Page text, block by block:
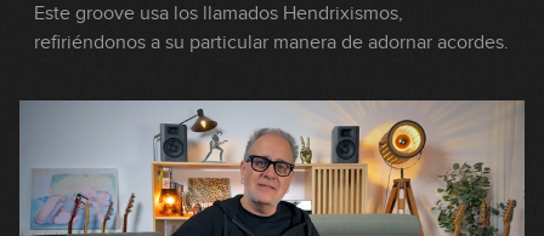
Este groove usa los llamados Hendrixismos,
refiriéndonos a su particular manera de adornar acordes.